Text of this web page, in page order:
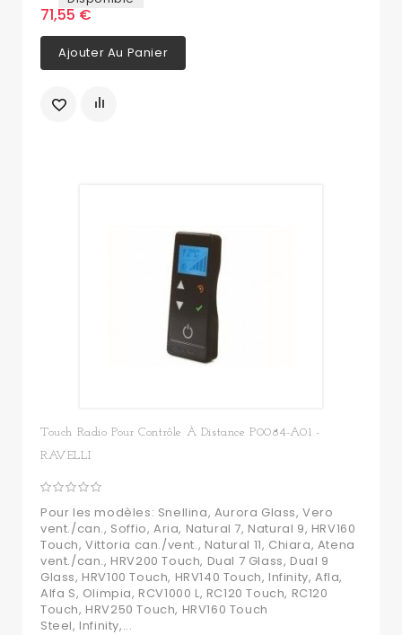
71,55 €
Ajouter Au Panier
Touch Radio Pour Contrôle À Distance P0084-A01 -
RAVELLI
Pour les modèles: Snellina, Aurora Glass, Vero
vent./can., Soffio, Aria, Natural 7, Natural 9, HRV160
Touch, Vittoria can./vent., Natural 11, Chiara, Atena
vent./can., HRV200 Touch, Dual 7 Glass, Dual 9
Glass, HRV100 Touch, HRV140 Touch, Infinity, Afla,
Alfa S, Olimpia, RCV1000 L, RC120 Touch, RC120
Touch, HRV250 Touch, HRV160 Touch
Steel, Infinity,...